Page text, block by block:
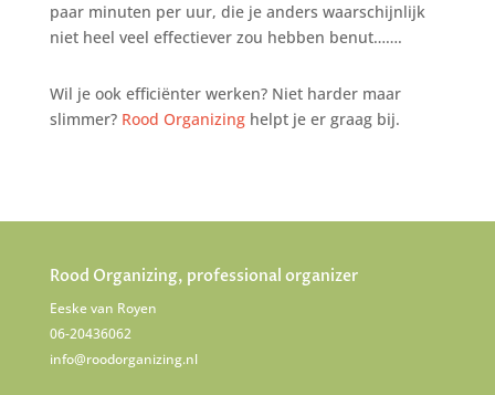
paar minuten per uur, die je anders waarschijnlijk
niet heel veel effectiever zou hebben benut…….
Wil je ook efficiënter werken? Niet harder maar
slimmer? Rood Organizinghelpt je er graag bij.
Rood Organizing, professional organizer
Eeske van Royen
06-20436062
info@roodorganizing.nl